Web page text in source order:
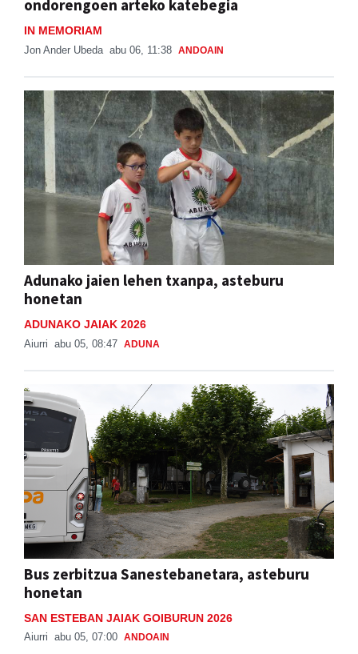
ondorengoen arteko katebegia
IN MEMORIAM
Jon Ander Ubeda abu 06, 11:38 ANDOAIN
Adunako jaien lehen txanpa, asteburu
honetan
ADUNAKO JAIAK 2026
Aiurri abu 05, 08:47 ADUNA
Bus zerbitzua Sanestebanetara, asteburu
honetan
SAN ESTEBAN JAIAK GOIBURUN 2026
Aiurri abu 05, 07:00 ANDOAIN